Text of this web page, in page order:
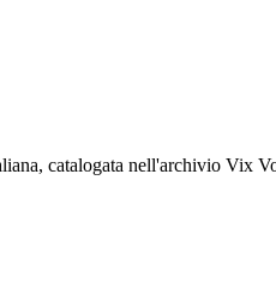
catalogata nell'archivio Vix